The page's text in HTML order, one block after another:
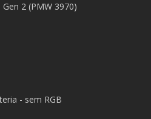
Gen 2 (PMW 3970)
- sem RGB